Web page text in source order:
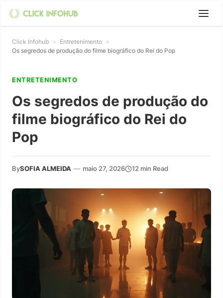
Click Infohub » Entretenimento »
Os segredos de produção do filme biográfico do Rei do Pop
ENTRETENIMENTO
Os segredos de produção do
filme biográfico do Rei do
Pop
BySOFIA ALMEIDA — maio 27, 2026 12 min Read